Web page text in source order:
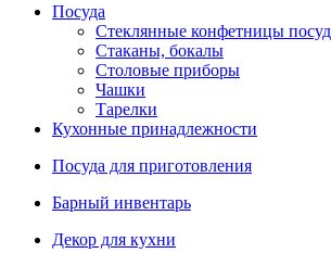
Посуда
Стеклянные конфетницы
Стаканы, бокалы
Столовые приборы
Чашки
Тарелки
Кухонные принадлежности
Посуда для приготовления
Барный инвентарь
Декор для кухни